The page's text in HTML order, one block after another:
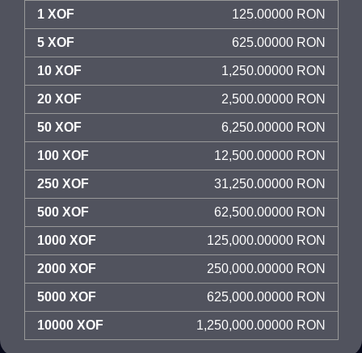
1 XOF 125.00000 RON
5 XOF 625.00000 RON
10 XOF 1,250.00000 RON
20 XOF 2,500.00000 RON
50 XOF 6,250.00000 RON
100 XOF 12,500.00000 RON
250 XOF 31,250.00000 RON
500 XOF 62,500.00000 RON
1000 XOF 125,000.00000 RON
2000 XOF 250,000.00000 RON
5000 XOF 625,000.00000 RON
10000 XOF 1,250,000.00000 RON